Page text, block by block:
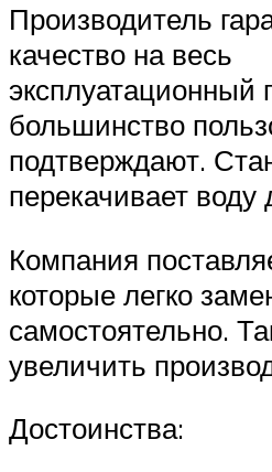
Производитель
качество на весь
эксплуатационный
большинство
подтверждают.
перекачивает воду
Компания
которые легко
самостоятельно.
увеличить
Достоинства: